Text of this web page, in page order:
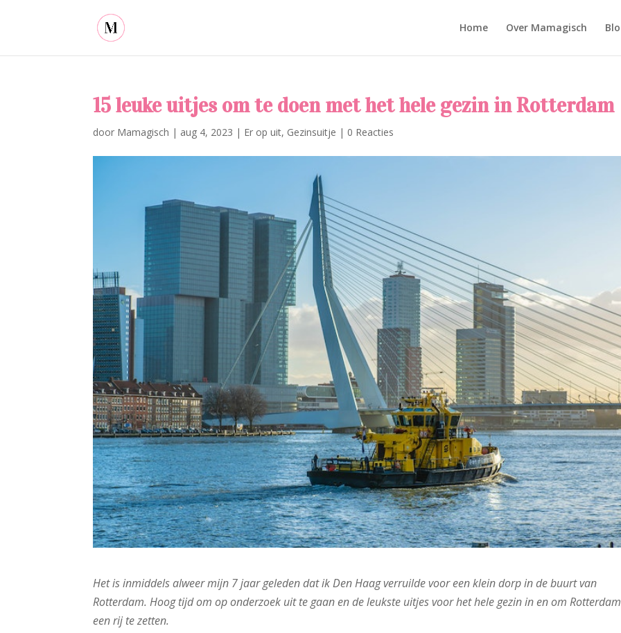
Home Over Mamagisch
15 leuke uitjes om te doen met het hele gezin in Rotterdam
door Mamagisch | aug 4, 2023 | Er op uit, Gezinsuitje | 0 Reacties
Het is inmiddels alweer mijn 7 jaar geleden dat ik Den Haag verruilde voor een klein dorp in de buurt van
Rotterdam. Hoog tijd om op onderzoek uit te gaan en de leukste uitjes voor het hele gezin in en om
een rij te zetten.